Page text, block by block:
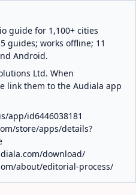
guide for 1,100+ cities
guides; works offline; 11
Android.
Ltd. When
link them to the Audiala app
app/id6446038181
store/apps/details?
download/
about/editorial-process/